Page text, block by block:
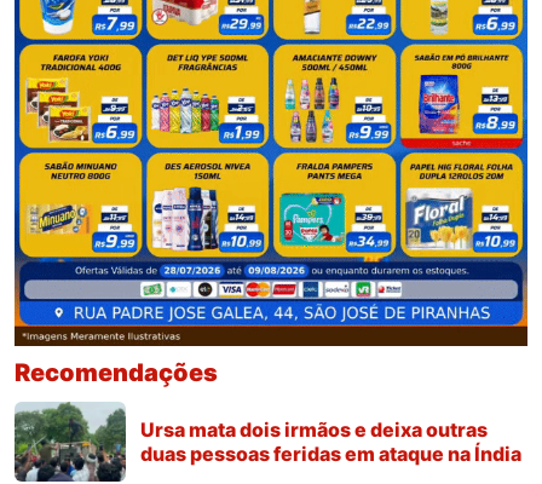
Recomendações
Ursa mata dois irmãos e deixa outras
duas pessoas feridas em ataque na Índia